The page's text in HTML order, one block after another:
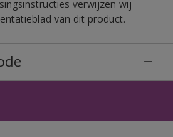
verwijzen wij
van dit product.